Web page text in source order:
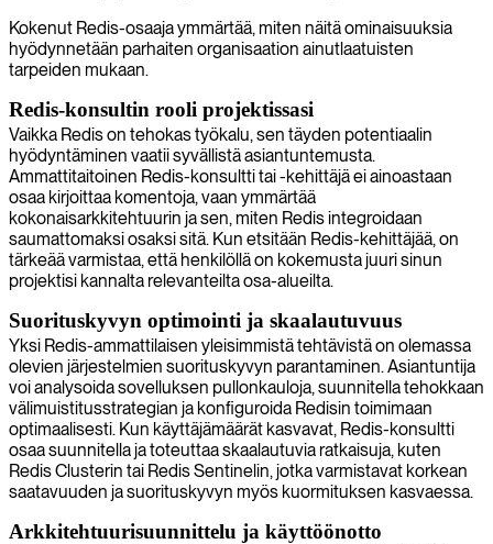
Kokenut Redis-osaaja ymmärtää, miten näitä ominaisuuksia
hyödynnetään parhaiten organisaation ainutlaatuisten
tarpeiden mukaan.
Redis-konsultin rooli projektissasi
Vaikka Redis on tehokas työkalu, sen täyden potentiaalin
hyödyntäminen vaatii syvällistä asiantuntemusta.
Ammattitaitoinen Redis-konsultti tai -kehittäjä ei ainoastaan
osaa kirjoittaa komentoja, vaan ymmärtää
kokonaisarkkitehtuurin ja sen, miten Redis integroidaan
saumattomaksi osaksi sitä. Kun etsitään Redis-kehittäjää, on
tärkeää varmistaa, että henkilöllä on kokemusta juuri sinun
projektisi kannalta relevanteilta osa-alueilta.
Suorituskyvyn optimointi ja skaalautuvuus
Yksi Redis-ammattilaisen yleisimmistä tehtävistä on olemassa
olevien järjestelmien suorituskyvyn parantaminen. Asiantuntija
voi analysoida sovelluksen pullonkauloja, suunnitella tehokkaan
välimuistitusstrategian ja konfiguroida Redisin toimimaan
optimaalisesti. Kun käyttäjämäärät kasvavat, Redis-konsultti
osaa suunnitella ja toteuttaa skaalautuvia ratkaisuja, kuten
Redis Clusterin tai Redis Sentinelin, jotka varmistavat korkean
saatavuuden ja suorituskyvyn myös kuormituksen kasvaessa.
Arkkitehtuurisuunnittelu ja käyttöönotto